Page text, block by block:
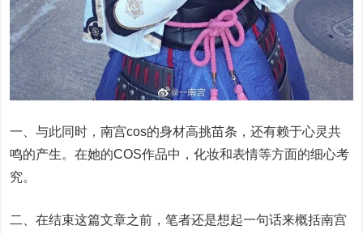
一、与此同时，南宫cos的身材高挑苗条，还有赖于心灵共
鸣的产生。在她的COS作品中，化妆和表情等方面的细心考
究。
二、在结束这篇文章之前，笔者还是想起一句话来概括南宫